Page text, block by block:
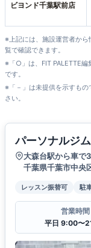
ビヨンド千葉駅前店
※上記には、施設運営者か
覧で確認できます。
※「○」は、FIT PALETTE編
です。
※「－」は未提供を示すも
さい。
パーソナルジ
大森台駅から車で
千葉県千葉市中央
レッスン振替可 駐
営業時間
平日 9:00〜